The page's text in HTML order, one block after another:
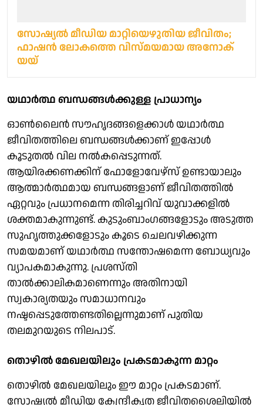
സോഷ്യൽ മീഡിയ മാറ്റിയെഴുതിയ ജീവിതം;
ഫാഷൻ ലോകത്തെ വിസ്മയമായ അനോക്
യയ്
യഥാർത്ഥ ബന്ധങ്ങൾക്കുള്ള പ്രാധാന്യം
ഓൺലൈൻ സൗഹൃദങ്ങളെക്കാൾ യഥാർത്ഥ
ജീവിതത്തിലെ ബന്ധങ്ങൾക്കാണ് ഇപ്പോൾ
കൂടുതൽ വില നൽകപ്പെടുന്നത്.
ആയിരക്കണക്കിന് ഫോളോവേഴ്സ് ഉണ്ടായാലും
ആത്മാർത്ഥമായ ബന്ധങ്ങളാണ് ജീവിതത്തിൽ
ഏറ്റവും പ്രധാനമെന്ന തിരിച്ചറിവ് യുവാക്കളിൽ
ശക്തമാകുന്നുണ്ട്. കുടുംബാംഗങ്ങളോടും അടുത്ത
സുഹൃത്തുക്കളോടും കൂടെ ചെലവഴിക്കുന്ന
സമയമാണ് യഥാർത്ഥ സന്തോഷമെന്ന ബോധ്യവും
വ്യാപകമാകുന്നു. പ്രശസ്തി
താൽക്കാലികമാണെന്നും അതിനായി
സ്വകാര്യതയും സമാധാനവും
നഷ്ടപ്പെടുത്തേണ്ടതില്ലെന്നുമാണ് പുതിയ
തലമുറയുടെ നിലപാട്.
തൊഴിൽ മേഖലയിലും പ്രകടമാകുന്ന മാറ്റം
തൊഴിൽ മേഖലയിലും ഈ മാറ്റം പ്രകടമാണ്.
സോഷ്യൽ മീഡിയ കേന്ദ്രീകൃത ജീവിതശൈലിയിൽ